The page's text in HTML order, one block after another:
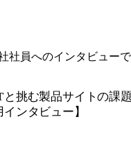
社員へのインタビューで